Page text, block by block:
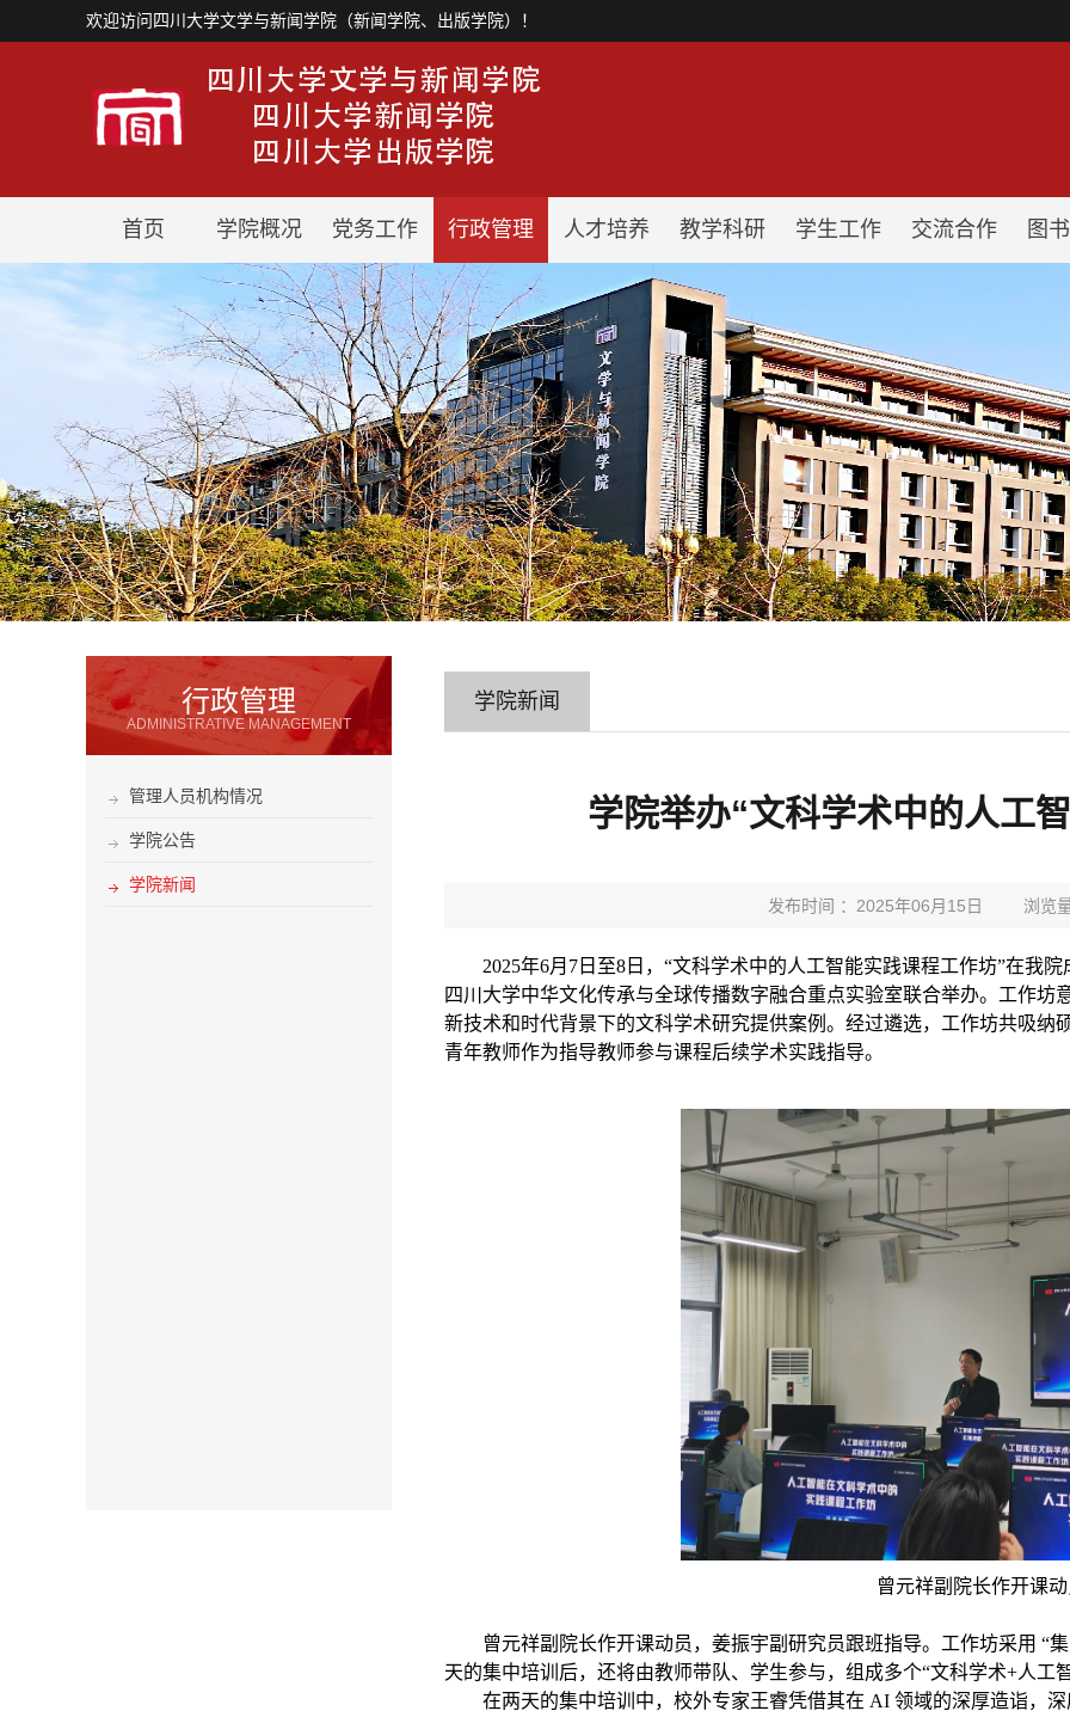
欢迎访问四川大学文学与新闻学院（新闻学院、出版学院）！
首页 学院概况 党务工作 行政管理 人才培养 教学科研 学生工作 交流合作 图
行政管理
ADMINISTRATIVE MANAGEMENT
管理人员机构情况
学院公告
学院新闻
学院新闻
学院举办“文科学术中的人工
发布时间 ：2025年06月15日 浏览
2025年6月 7 日至8 日，“文科学术中的人工智能实践课程工作坊”在我
四川大学中华文化传承与全球传播数字融合重点实验室联合举办。工作
新技术和时代背景下的文科学术研究提供案例。经过遴选，工作坊共吸纳
青年教师作为指导教师参与课程后续学术实践指导。
曾元祥副院长作开课
曾元祥副院长作开课动员，姜振宇副研究员跟班指导。工作坊采用 “
天的集中培训后，还将由教师带队、学生参与，组成多个“文科学术+人工
在两天的集中培训中，校外专家王睿凭借其在 AI 领域的深厚造诣，